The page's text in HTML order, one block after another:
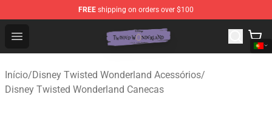
FREE shipping on orders over $100
Open menu
Twisted Wonderland Store - Official Twisted
Início/Disney Twisted Wonderland Acessórios/
Disney Twisted Wonderland Canecas